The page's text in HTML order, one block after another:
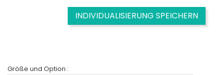
INDIVIDUALISIERUNG SPEICHERN
Größe und Option :